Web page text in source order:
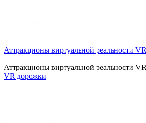
Аттракционы виртуальной реальности VR
Аттракционы виртуальной реальности VR
VR дорожки